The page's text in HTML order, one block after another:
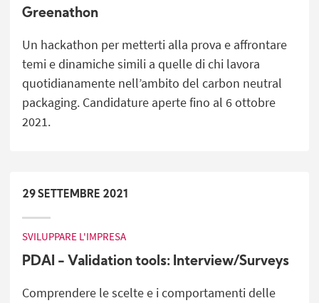
Greenathon
Un hackathon per metterti alla prova e affrontare
temi e dinamiche simili a quelle di chi lavora
quotidianamente nell’ambito del carbon neutral
packaging. Candidature aperte fino al 6 ottobre
2021.
29 SETTEMBRE 2021
SVILUPPARE L'IMPRESA
PDAI - Validation tools: Interview/Surveys
Comprendere le scelte e i comportamenti delle